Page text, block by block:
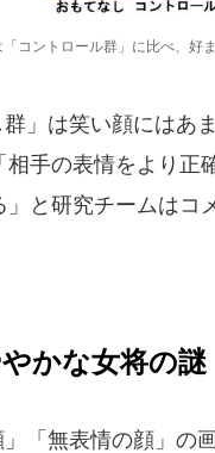
コントロール群」に比べ、好
」は笑い顔にはあ
手の表情をより正
と研究チームはコ
かな女将の謎
「無表情の顔」の